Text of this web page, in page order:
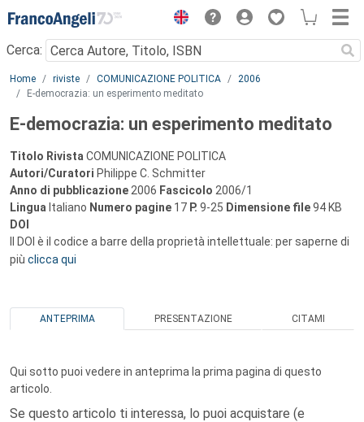
Menu
Cerca:
Main content
Home riviste COMUNICAZIONE POLITICA
2006
E-democrazia: un esperimento meditato
E-democrazia: un esperimento meditato
Titolo Rivista COMUNICAZIONE POLITICA
Autori/Curatori Philippe C. Schmitter
Anno di pubblicazione 2006 Fascicolo 2006/1
Lingua Italiano Numero pagine 17 P. 9-25 Dimensione file94 KB
DOI
Il DOI è il codice a barre della proprietà intellettuale: per saperne di
più clicca qui
ANTEPRIMA PRESENTAZIONE CITAMI
Qui sotto puoi vedere in anteprima la prima pagina di questo
articolo.
Se questo articolo ti interessa, lo puoi acquistare (e